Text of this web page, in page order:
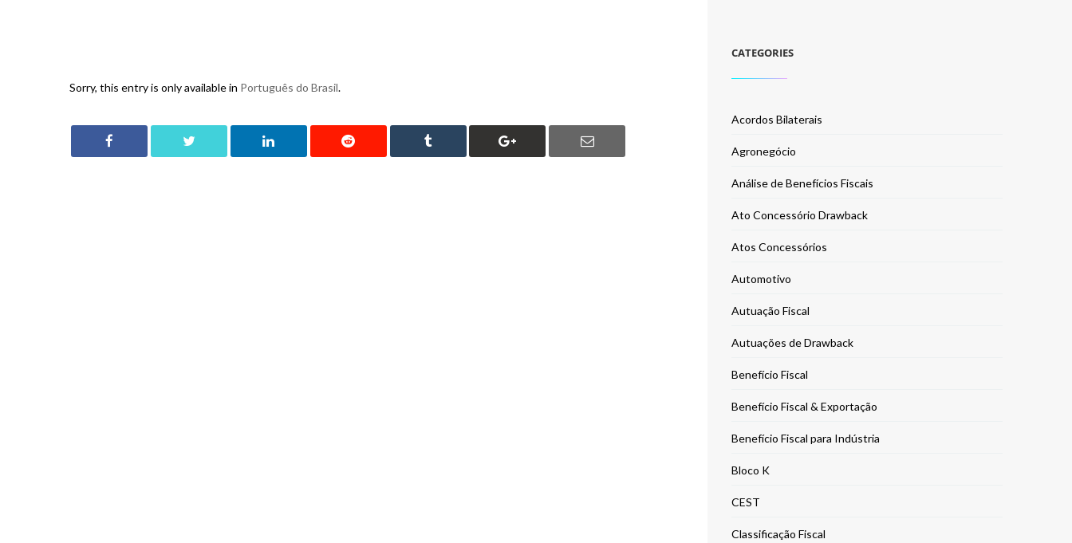
Sorry, this entry is only available in Português do Brasil.
CATEGORIES
Acordos Bilaterais
Agronegócio
Análise de Benefícios Fiscais
Ato Concessório Drawback
Atos Concessórios
Automotivo
Autuação Fiscal
Autuações de Drawback
Benefício Fiscal
Benefício Fiscal & Exportação
Benefício Fiscal para Indústria
Bloco K
CEST
Classificação Fiscal